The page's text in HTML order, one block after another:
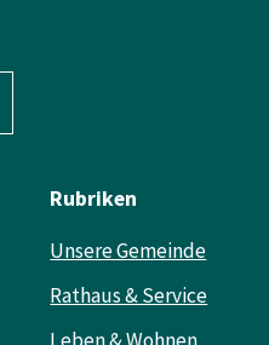
Rubriken
Unsere Gemeinde
Rathaus & Service